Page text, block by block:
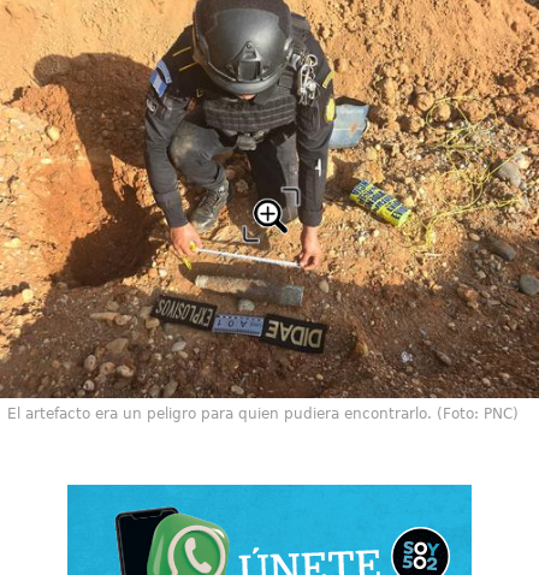
El artefacto era un peligro para quien pudiera encontrarlo. (Foto: PNC)